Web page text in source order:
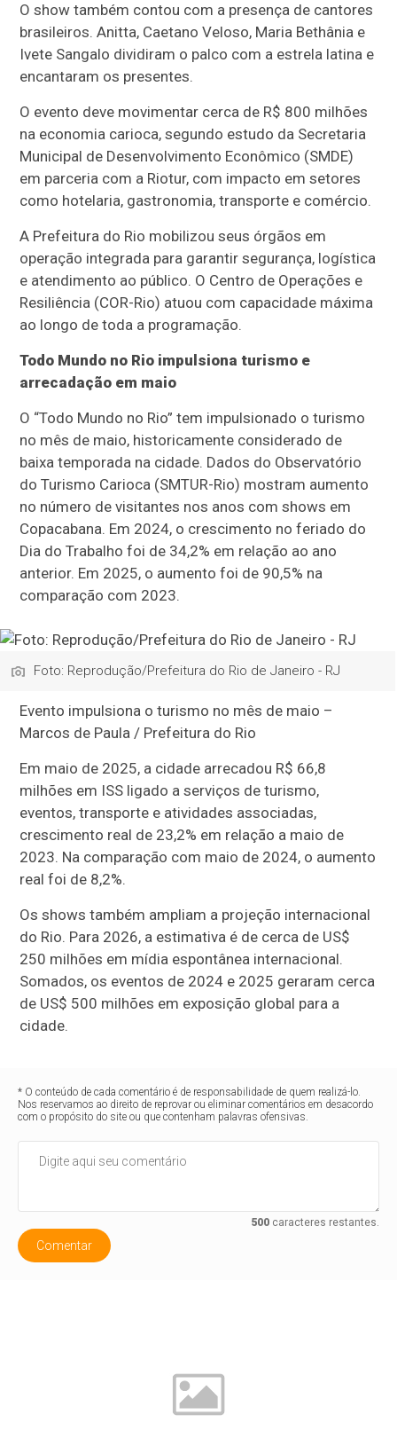
O show também contou com a presença de cantores
brasileiros. Anitta, Caetano Veloso, Maria Bethânia e
Ivete Sangalo dividiram o palco com a estrela latina e
encantaram os presentes.
O evento deve movimentar cerca de R$ 800 milhões
na economia carioca, segundo estudo da Secretaria
Municipal de Desenvolvimento Econômico (SMDE)
em parceria com a Riotur, com impacto em setores
como hotelaria, gastronomia, transporte e comércio.
A Prefeitura do Rio mobilizou seus órgãos em
operação integrada para garantir segurança, logística
e atendimento ao público. O Centro de Operações e
Resiliência (COR-Rio) atuou com capacidade máxima
ao longo de toda a programação.
Todo Mundo no Rio impulsiona turismo e
arrecadação em maio
O “Todo Mundo no Rio” tem impulsionado o turismo
no mês de maio, historicamente considerado de
baixa temporada na cidade. Dados do Observatório
do Turismo Carioca (SMTUR-Rio) mostram aumento
no número de visitantes nos anos com shows em
Copacabana. Em 2024, o crescimento no feriado do
Dia do Trabalho foi de 34,2% em relação ao ano
anterior. Em 2025, o aumento foi de 90,5% na
comparação com 2023.
Foto: Reprodução/Prefeitura do Rio de Janeiro - RJ
Evento impulsiona o turismo no mês de maio –
Marcos de Paula / Prefeitura do Rio
Em maio de 2025, a cidade arrecadou R$ 66,8
milhões em ISS ligado a serviços de turismo,
eventos, transporte e atividades associadas,
crescimento real de 23,2% em relação a maio de
2023. Na comparação com maio de 2024, o aumento
real foi de 8,2%.
Os shows também ampliam a projeção internacional
do Rio. Para 2026, a estimativa é de cerca de US$
250 milhões em mídia espontânea internacional.
Somados, os eventos de 2024 e 2025 geraram cerca
de US$ 500 milhões em exposição global para a
cidade.
* O conteúdo de cada comentário é de responsabilidade de quem realizá-lo.
Nos reservamos ao direito de reprovar ou eliminar comentários em desacordo
com o propósito do site ou que contenham palavras ofensivas.
500caracteres restantes.
Comentar